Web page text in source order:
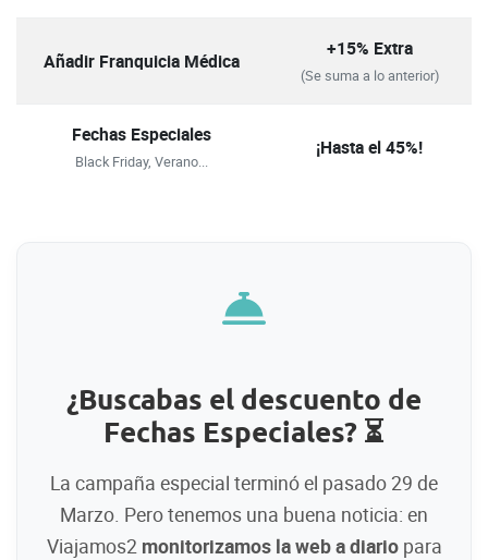
Añadir Franquicia Médica
+15% Extra
(Se suma a lo anterior)
Fechas Especiales
Black Friday, Verano...
¡Hasta el 45%!
¿Buscabas el descuento de
Fechas Especiales? ⏳
La campaña especial terminó el pasado 29 de
Marzo. Pero tenemos una buena noticia: en
Viajamos2 monitorizamos la web a diariopara